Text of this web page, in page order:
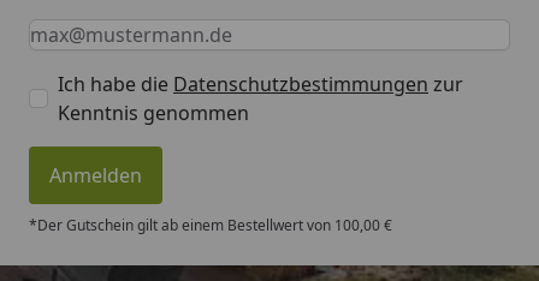
Keine Eingabe erforderlich
Eingabe erforderlich
E-Mail *
Ich habe die Datenschutzbestimmungen zur
Kenntnis genommen
Anmelden
*Der Gutschein gilt ab einem Bestellwert von 100,00 €